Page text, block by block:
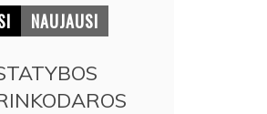
NAUJAUSI